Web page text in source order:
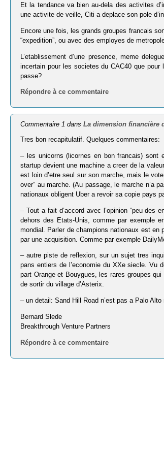
Et la tendance va bien au-dela des activites
une activite de veille, Citi a deplace son pole
Encore une fois, les grands groupes francais
“expedition”, ou avec des employes de
L’etablissement d’une presence, meme
incertain pour les societes du CAC40 que
passe?
Répondre à ce commentaire
Commentaire 1 dansLa dimension financière
Tres bon recapitulatif. Quelques commentaires:
– les unicorns (licornes en bon francais)
startup devient une machine a creer de la
est loin d’etre seul sur son marche, mais le
over” au marche. (Au passage, le marche n’a
nationaux obligent Uber a revoir sa copie pays
– Tout a fait d’accord avec l’opinion “peu des
dehors des Etats-Unis, comme par exemple
mondial. Parler de champions nationaux est en
par une acquisition. Comme par exemple
– autre piste de reflexion, sur un sujet tres
pans entiers de l’economie du XXe siecle. Vu
part Orange et Bouygues, les rares groupes
de sortir du village d’Asterix.
– un detail: Sand Hill Road n’est pas a Palo
Bernard Slede
Breakthrough Venture Partners
Répondre à ce commentaire